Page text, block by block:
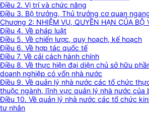
Điều 2. Vị trí và chức năng
Điều 3. Bộ trưởng, Thủ trưởng cơ quan
Chương 2: NHIỆM VỤ, QUYỀN HẠN CỦA BỘ
Điều 4. Về pháp luật
Điều 5. Về chiến lược, quy hoạch, kế hoạch
Điều 6. Về hợp tác quốc tế
Điều 7. Về cải cách hành chính
Điều 8. Về thực hiện đại diện chủ sở hữu
doanh nghiệp có vốn nhà nước
Điều 9. Về quản lý nhà nước các tổ chức
thuộc ngành, lĩnh vực quản lý nhà nước của
Điều 10. Về quản lý nhà nước các tổ chức
tư nhân